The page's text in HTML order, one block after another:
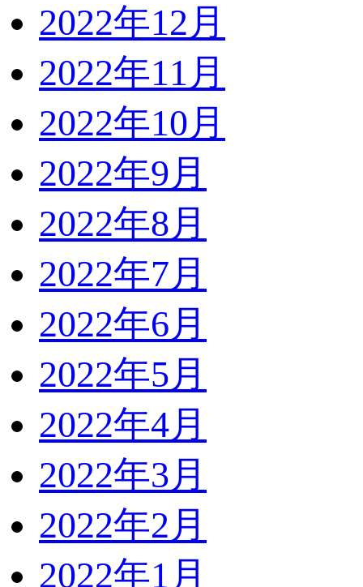
2022年12月
2022年11月
2022年10月
2022年9月
2022年8月
2022年7月
2022年6月
2022年5月
2022年4月
2022年3月
2022年2月
2022年1月